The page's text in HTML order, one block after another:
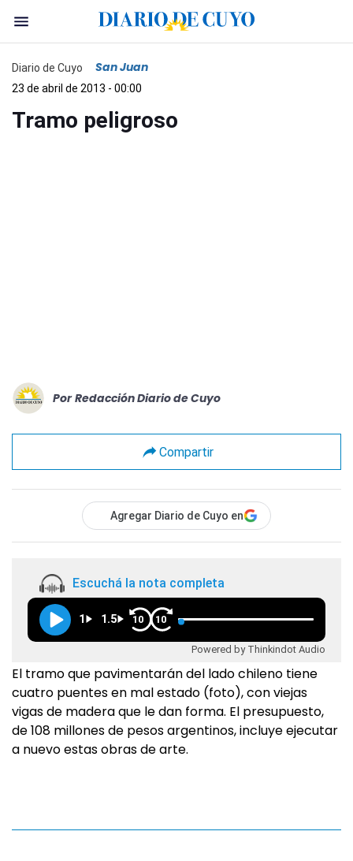
Diario de Cuyo San Juan
23 de abril de 2013 - 00:00
Tramo peligroso
Por Redacción Diario de Cuyo
Compartir
Agregar Diario de Cuyo en
Escuchá la nota completa
1 1.5 10 10
Powered by Thinkindot Audio
El tramo que pavimentarán del lado chileno tiene
cuatro puentes en mal estado (foto), con viejas
vigas de madera que le dan forma. El presupuesto,
de 108 millones de pesos argentinos, incluye ejecutar
a nuevo estas obras de arte.